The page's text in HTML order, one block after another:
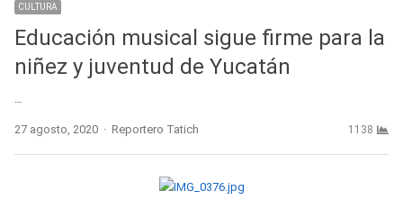
CULTURA
Educación musical sigue firme para la
niñez y juventud de Yucatán
27 agosto, 2020 Author
Reportero Tatich 1138